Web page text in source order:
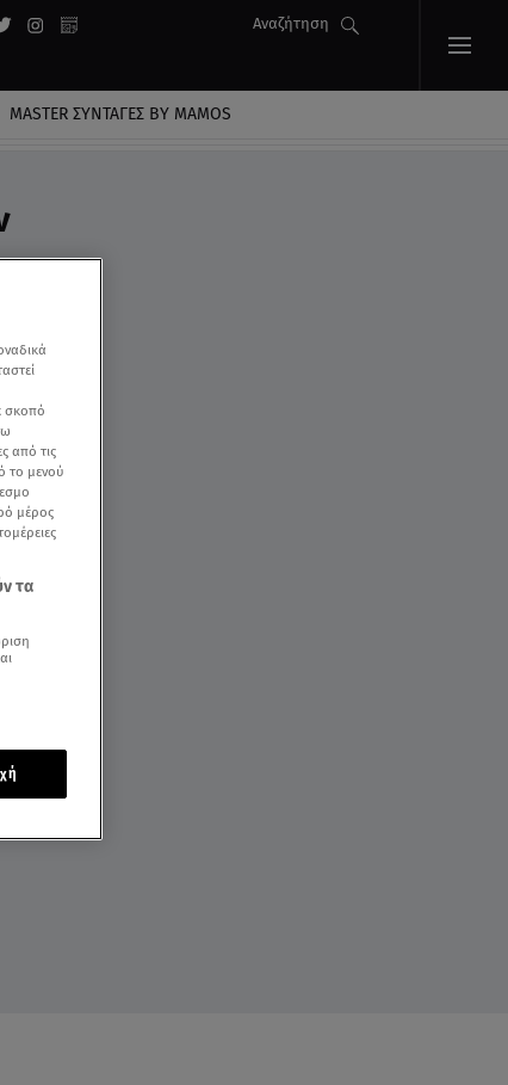
Αναζήτηση
MASTER ΣΥΝΤΑΓΈΣ BY MAMOS
σκοπό
από τις
το μενού
μέρος
τα